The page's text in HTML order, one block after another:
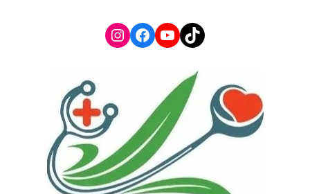
Instagram
Facebook
YouTube
TikTok